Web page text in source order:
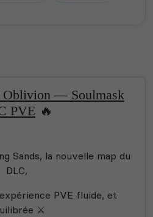
Oblivion — Soulmask
PVE 🔥
Sands, la nouvelle map du
DLC,
PVE fluide, et
⚔️